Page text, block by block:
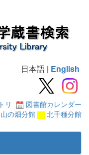
日本語 | English
リ
図書館カレンダー
山の畑分館 北千種分館